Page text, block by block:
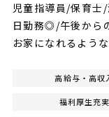
児童指導員/保育
日勤務◎/午後から
お家になれるよう
高給与・高収
福利厚生充実